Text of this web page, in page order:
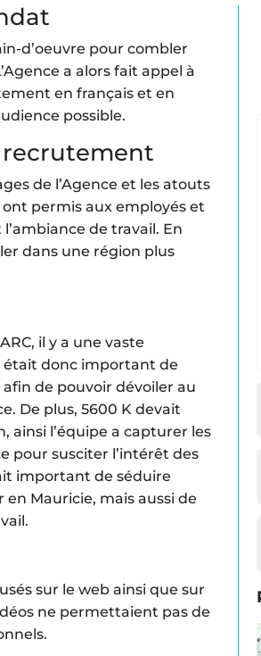
d’oeuvre pour combler
a alors fait appel à
en français et en
possible.
recrutement
de l’Agence et les atouts
permis aux employés et
de travail. En
dans une région plus
il y a une vaste
était donc important de
de pouvoir dévoiler au
De plus, 5600 K devait
ainsi l’équipe a capturer les
pour susciter l’intérêt des
important de séduire
en Mauricie, mais aussi de
sur le web ainsi que sur
ne permettaient pas de